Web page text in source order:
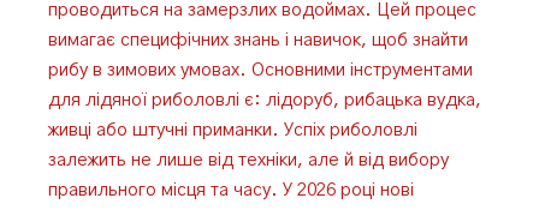
проводиться на замерзлих водоймах. Цей процес
вимагає специфічних знань і навичок, щоб знайти
рибу в зимових умовах. Основними інструментами
для лідяної риболовлі є: лідоруб, рибацька вудка,
живці або штучні приманки. Успіх риболовлі
залежить не лише від техніки, але й від вибору
правильного місця та часу. У 2026 році нові